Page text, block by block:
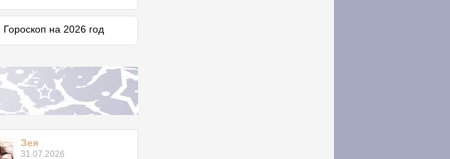
Гороскоп на 2026 год
Зея
31.07.2026